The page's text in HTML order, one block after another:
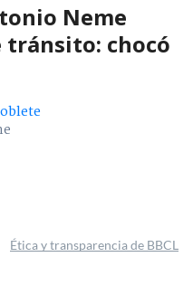
Neme
tránsito: chocó
Ética y transparencia de BBCL